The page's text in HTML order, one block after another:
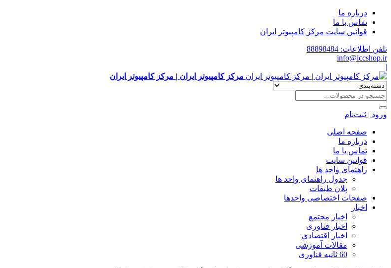
درباره ما
تماس با ما
قوانین سایت مرکز کامپیوتر ایران
تلفن اطلاعات: 88898484
info@iccshop.ir
|
مرکز کامپیوتر ایران | مرکز کامپیوتر ایران
ورود | ثبت‌نام
صفحه اصلی
درباره ما
تماس با ما
قوانین سایت
راهنمای واحد ها
جدول راهنمای واحد ها
پلان طبقات
صفحات اختصاصی واحدها
اخبار
اخبار مجتمع
اخبار فناوری
اخبار اقتصادی
مقالات آموزشی
60 ثانیه فناوری